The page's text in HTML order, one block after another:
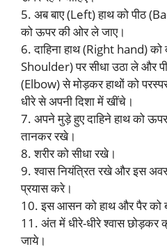
5. अब बाए (Left) हाथ को पीठ
को ऊपर की ओर ले जाए।
6. दाहिना हाथ (Right hand)
Shoulder) पर सीधा उठा ले और
(Elbow) से मोड़कर हाथों को
धीरे से अपनी दिशा में खींचे।
7. अपने मुड़े हुए दाहिने हाथ को
तानकर रखे।
8. शरीर को सीधा रखे।
9. श्वास नियंत्रित रखे और इस
प्रयास करे।
10. इस आसन को हाथ और पैर को
11. अंत में धीरे-धीरे श्वास छोड़कर
जाये।